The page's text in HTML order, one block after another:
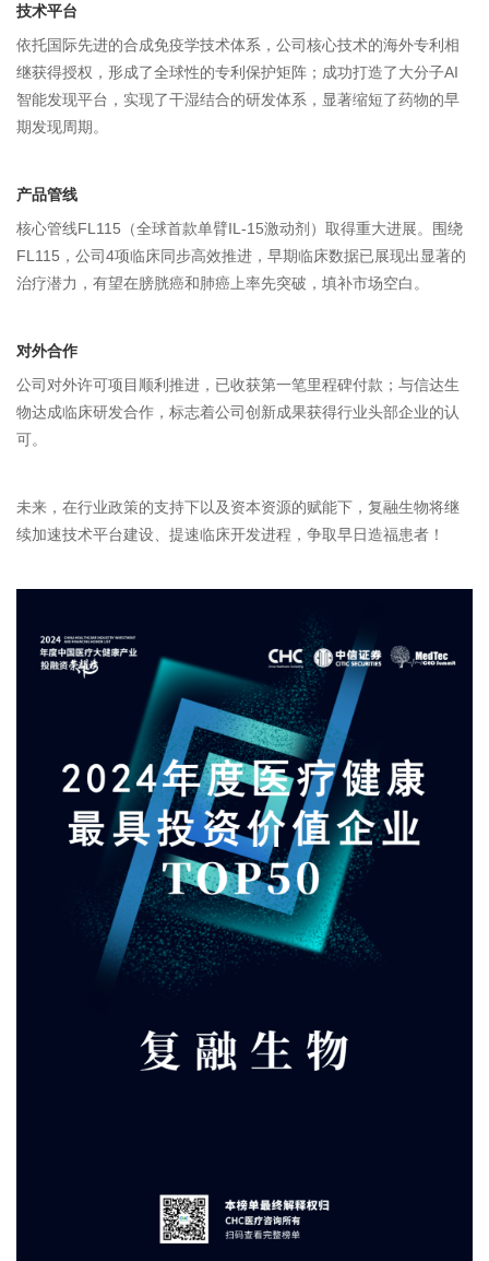
技术平台
依托国际先进的合成免疫学技术体系，公司核心技术的海外专利相
继获得授权，形成了全球性的专利保护矩阵；成功打造了大分子AI
智能发现平台，实现了干湿结合的研发体系，显著缩短了药物的早
期发现周期。
产品管线
核心管线FL115（全球首款单臂IL-15激动剂）取得重大进展。围绕
FL115，公司4项临床同步高效推进，早期临床数据已展现出显著的
治疗潜力，有望在膀胱癌和肺癌上率先突破，填补市场空白。
对外合作
公司对外许可项目顺利推进，已收获第一笔里程碑付款；与信达生
物达成临床研发合作，标志着公司创新成果获得行业头部企业的认
可。
未来，在行业政策的支持下以及资本资源的赋能下，复融生物将继
续加速技术平台建设、提速临床开发进程，争取早日造福患者！